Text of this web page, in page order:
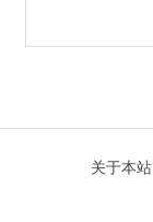
关于本站